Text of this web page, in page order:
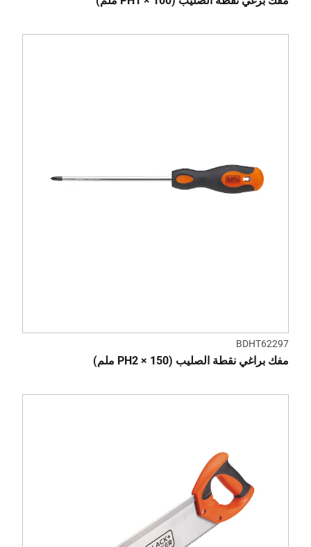
BDHT62297
مفك براغي نقطة الصليب (PH2 × 150 ملم)